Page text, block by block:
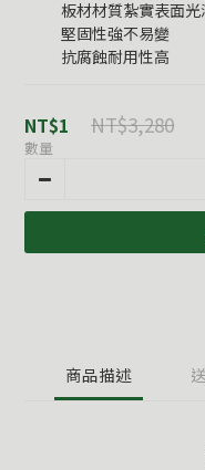
板材材質紮實表
           堅固性強不易變
           抗腐蝕耐用性高
NT$1 NT$3,280
數量
商品描述